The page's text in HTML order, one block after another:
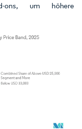
ons, um höhere